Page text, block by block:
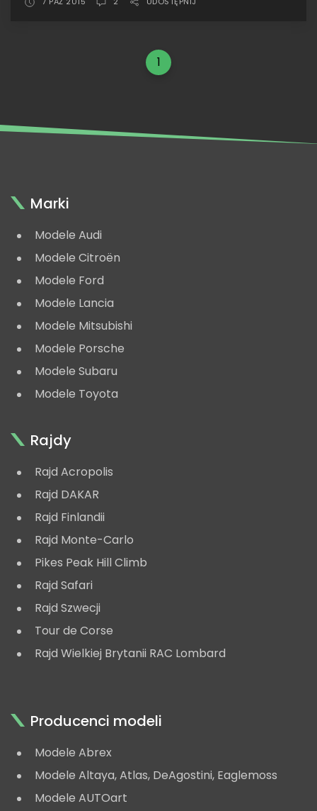
1985,
1
Marki
Modele Audi
Modele Citroën
Modele Ford
Modele Lancia
Modele Mitsubishi
Modele Porsche
Modele Subaru
Modele Toyota
Rajdy
Rajd Acropolis
Rajd DAKAR
Rajd Finlandii
Rajd Monte-Carlo
Pikes Peak Hill Climb
Rajd Safari
Rajd Szwecji
Tour de Corse
Rajd Wielkiej Brytanii RAC Lombard
Producenci modeli
Modele Abrex
Modele Altaya, Atlas, DeAgostini, Eaglemoss
Modele AUTOart